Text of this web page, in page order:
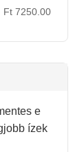
Ft 7250.00
e
ízek